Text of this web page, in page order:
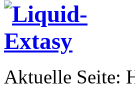
Aktuelle Seite: